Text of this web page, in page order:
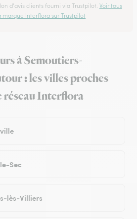
d'avis clients fourni via Trustpilot. Voir tous
marque Interflora sur Trustpilot
à Semoutiers-
: les villes proches
réseau Interflora
Sec
lès-Villiers